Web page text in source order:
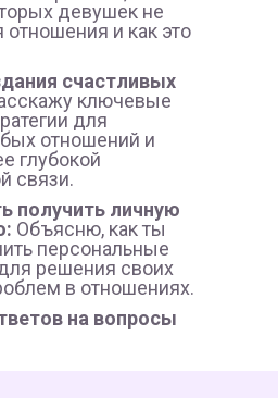
на вопросы
получить личную
Объясню, как ты
персональные
решения своих
в отношениях.
счастливых
ключевые
для
отношений и
глубокой
связи.
девушек не
и как это